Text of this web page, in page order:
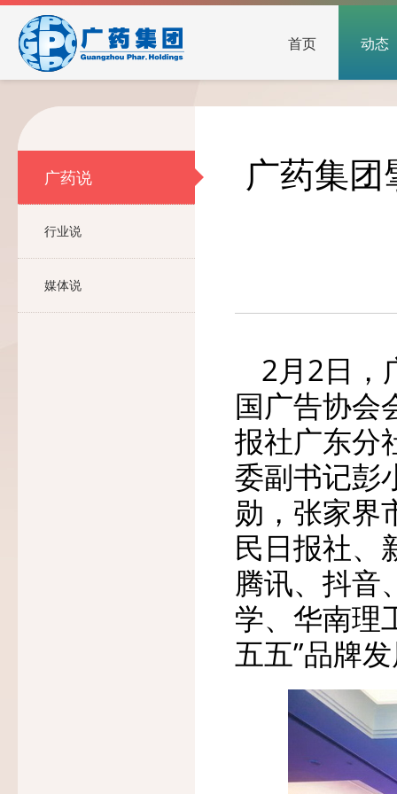
首页 动态
广药说
行业说
媒体说
广药集团
2月2日，
国广告协会
报社广东分
委副书记彭
勋，张家界
民日报社、
腾讯、抖音
学、华南理
五五”品牌